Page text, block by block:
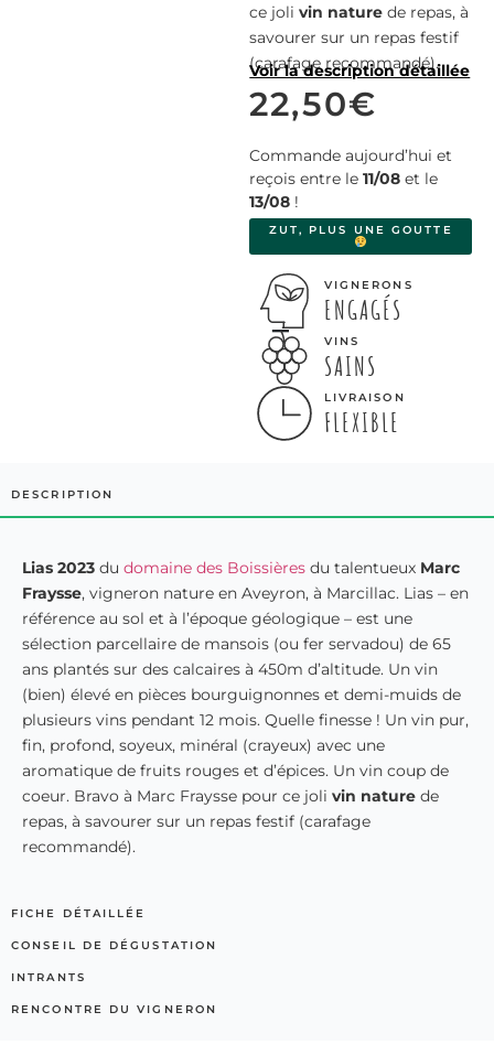
ce jolivin naturede repas, à
savourer sur un repas festif
(carafage recommandé).
Voir la description détaillée
22,50€
Commande aujourd’hui et
reçois entre le11/08 et le
13/08 !
ZUT, PLUS UNE GOUTTE
VIGNERONS
ENGAGÉS
VINS
SAINS
LIVRAISON
FLEXIBLE
DESCRIPTION
Lias 2023 du domaine des Boissières du talentueux Marc
Fraysse, vigneron nature en Aveyron, à Marcillac. Lias – en
référence au sol et à l’époque géologique – est une
sélection parcellaire de mansois (ou fer servadou) de 65
ans plantés sur des calcaires à 450m d’altitude. Un vin
(bien) élevé en pièces bourguignonnes et demi-muids de
plusieurs vins pendant 12 mois. Quelle finesse ! Un vin pur,
fin, profond, soyeux, minéral (crayeux) avec une
aromatique de fruits rouges et d’épices. Un vin coup de
coeur. Bravo à Marc Fraysse pour ce joli vin nature de
repas, à savourer sur un repas festif (carafage
recommandé).
FICHE DÉTAILLÉE
CONSEIL DE DÉGUSTATION
INTRANTS
RENCONTRE DU VIGNERON